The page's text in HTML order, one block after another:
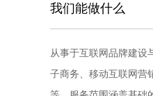
我们能做什么
从事于互联网品牌建设
子商务、移动互联网营